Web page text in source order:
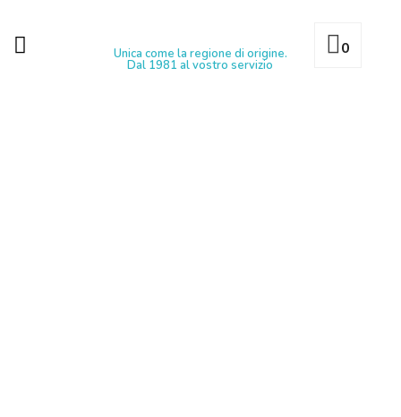
Unica come la regione di origine.
Dal 1981 al vostro servizio
0